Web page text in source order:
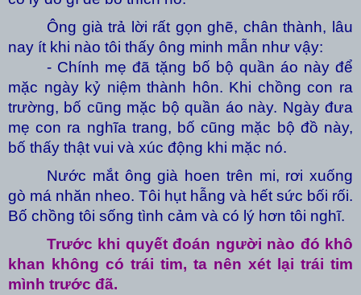
Ông già trả lời rất gọn ghẽ, chân thành, lâu
nay ít khi nào tôi thấy ông minh mẫn như vậy:
- Chính mẹ đã tặng bố bộ quần áo này để
mặc ngày kỷ niệm thành hôn. Khi chồng con ra
trường, bố cũng mặc bộ quần áo này. Ngày đưa
mẹ con ra nghĩa trang, bố cũng mặc bộ đồ này,
bố thấy thật vui và xúc động khi mặc nó.
Nước mắt ông già hoen trên mi, rơi xuống
gò má nhăn nheo. Tôi hụt hẫng và hết sức bối rối.
Bố chồng tôi sống tình cảm và có lý hơn tôi nghĩ.
Trước khi quyết đoán người nào đó khô
khan không có trái tim, ta nên xét lại trái tim
mình trước đã.